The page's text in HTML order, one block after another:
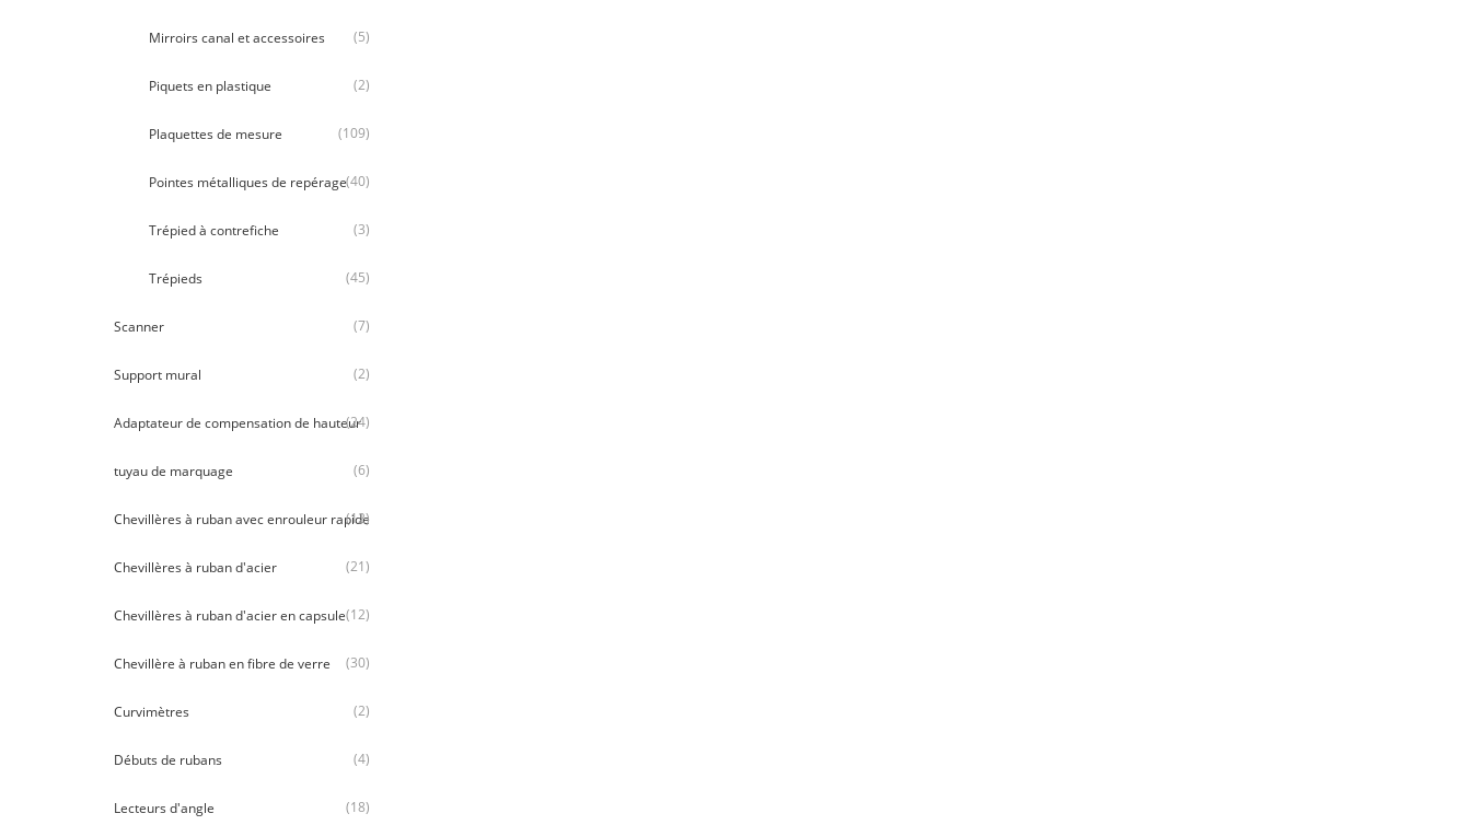
Mirroirs canal et accessoires (5)
Piquets en plastique (2)
Plaquettes de mesure (109)
Pointes métalliques de repérage(40)
Trépied à contrefiche (3)
Trépieds (45)
Scanner (7)
Support mural (2)
Adaptateur de compensation de hauteur
(24)
tuyau de marquage (6)
Chevillères à ruban avec enrouleur rapide
(12)
Chevillères à ruban d'acier (21)
Chevillères à ruban d'acier en capsule(12)
Chevillère à ruban en fibre de verre (30)
Curvimètres (2)
Débuts de rubans (4)
Lecteurs d'angle (18)